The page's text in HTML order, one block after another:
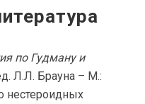
по Гудману и
Л.Л. Брауна – М.:
нестероидных